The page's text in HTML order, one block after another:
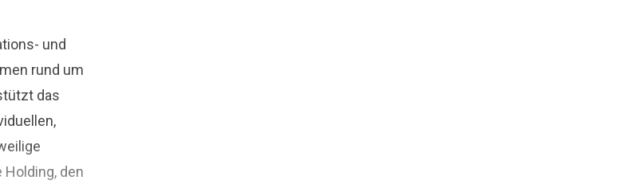
und
rund um
das
den